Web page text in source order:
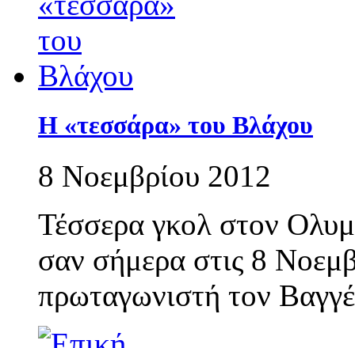
Η «τεσσάρα» του Βλάχου
8 Νοεμβρίου 2012
Τέσσερα γκολ στον
σαν σήμερα στις 8
πρωταγωνιστή τον